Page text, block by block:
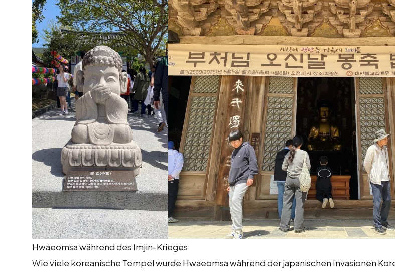
Hwaeomsa während des Imjin-Krieges
Wie viele koreanische Tempel wurde Hwaeomsa während der japanischen Invasionen